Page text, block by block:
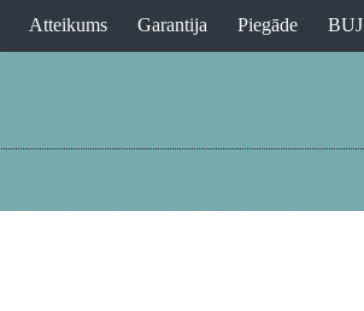
Atteikums Garantija Piegāde BUJ